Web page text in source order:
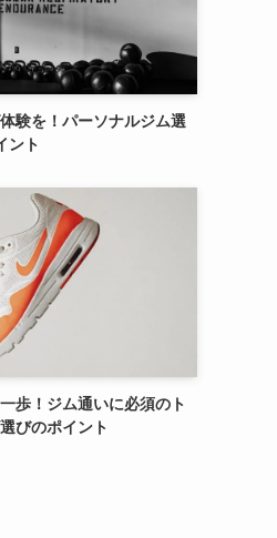
験を！パーソナルジム選
ント
歩！ジム通いに必須のト
びのポイント